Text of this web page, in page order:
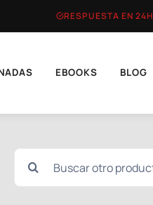
RESPUESTA EN 24H
EBOOKS BLOG
Buscar: